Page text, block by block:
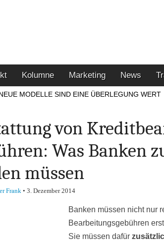
Kolumne Marketing News
MODELLE SIND EINE ÜBERLEGUNG WERT
von
Was Banken
müssen
Frank• 3. Dezember 2014
Banken müssen nicht nur
Bearbeitungsgebühren
Sie müssen dafür